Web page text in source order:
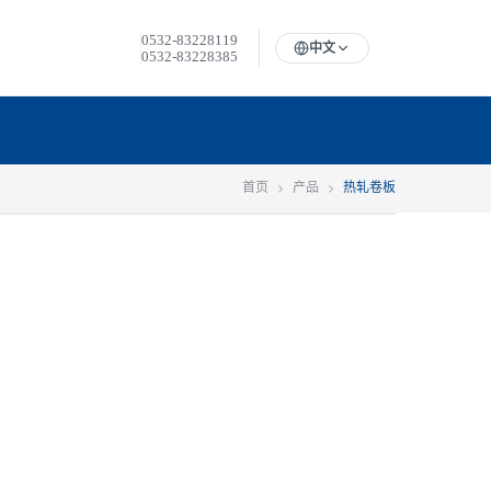
0532-83228119
0532-83228385
中文
首页 产品 热轧卷板